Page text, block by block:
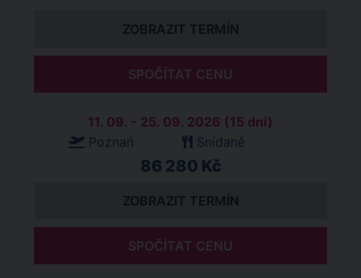
ZOBRAZIT TERMÍN
SPOČÍTAT CENU
11. 09. - 25. 09. 2026 (15 dní)
Poznań
Snídaně
86 280 Kč
ZOBRAZIT TERMÍN
SPOČÍTAT CENU